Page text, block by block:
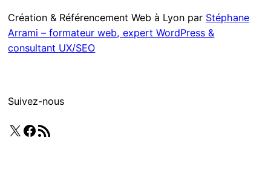
Création & Référencement Web à Lyon par Stéphane
Arrami – formateur web, expert WordPress &
consultant UX/SEO
Suivez-nous
X Facebook
Flux RSS